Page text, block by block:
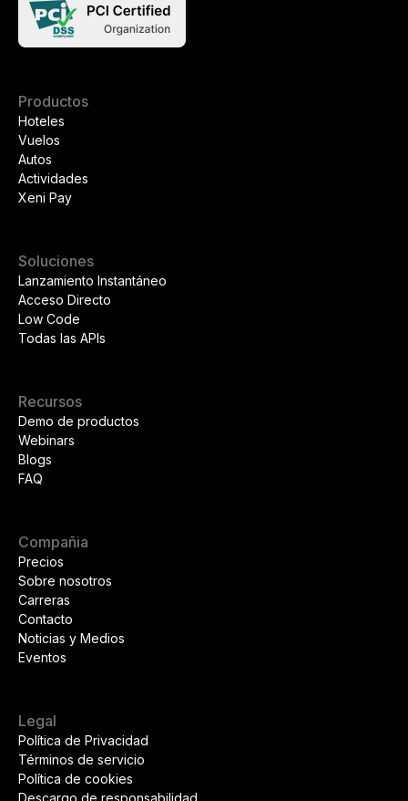
Productos
Hoteles
Vuelos
Autos
Actividades
Xeni Pay
Soluciones
Lanzamiento Instantáneo
Acceso Directo
Low Code
Todas las APIs
Recursos
Demo de productos
Webinars
Blogs
FAQ
Compañia
Precios
Sobre nosotros
Carreras
Contacto
Noticias y Medios
Eventos
Legal
Política de Privacidad
Términos de servicio
Política de cookies
Descargo de responsabilidad